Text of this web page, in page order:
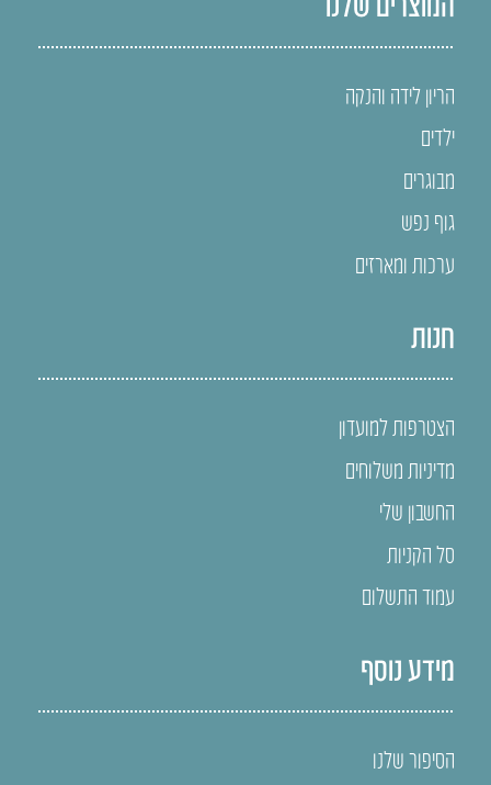
הריון לידה והנקה
ילדים
מבוגרים
גוף נפש
ערכות ומארזים
חנות
הצטרפות למועדון
מדיניות משלוחים
החשבון שלי
סל הקניות
עמוד התשלום
מידע נוסף
הסיפור שלנו